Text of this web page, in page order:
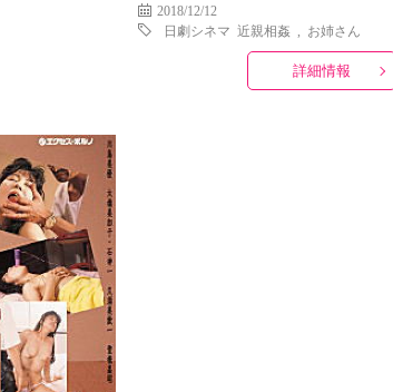
2018/12/12
日劇シネマ
近親相姦 お姉さん
詳細情報